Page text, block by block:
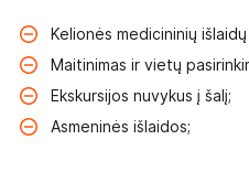
Kelionės medicininių
Maitinimas ir vietų
Ekskursijos nuvykus į šalį;
Asmeninės išlaidos;